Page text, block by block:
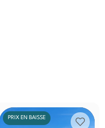
PRIX EN BAISSE